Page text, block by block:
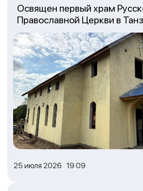
25 июля 2026 19:09
Освящен первый храм
Православной Церкви в